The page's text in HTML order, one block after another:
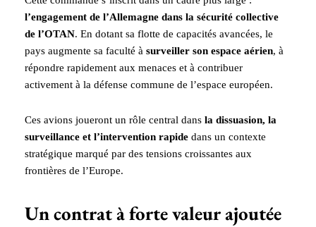
l’engagement de l’Allemagne dans la sécurité collective
de l’OTAN. En dotant sa flotte de capacités avancées, le
pays augmente sa faculté à surveiller son espace aérien, à
répondre rapidement aux menaces et à contribuer
activement à la défense commune de l’espace européen.
Ces avions joueront un rôle central dans la dissuasion, la
surveillance et l’intervention rapide dans un contexte
stratégique marqué par des tensions croissantes aux
frontières de l’Europe.
Un contrat à forte valeur ajoutée